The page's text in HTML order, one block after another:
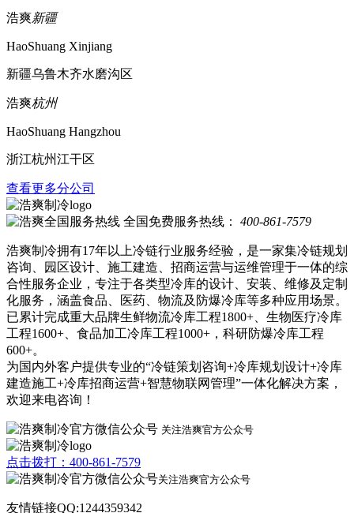
浩爽新疆
HaoShuang Xinjiang
新疆乌鲁木齐水磨沟区
浩爽杭州
HaoShuang Hangzhou
浙江杭州江干区
查看更多分公司
全国免费服务热线： 400-861-7579
浩爽制冷拥有17年以上冷链行业服务经验，是一家集冷链规划
咨询、园区设计、施工建造、招商运营与运维管理于一体的综
合性服务企业，专注于各类型冷库的设计、安装、维修及定制
化服务，涵盖食品、医药、物流及防爆冷库等多种应用场景。
已累计完成重大品牌生鲜物流冷库工程1800+、生物医疗冷库
工程1600+、食品加工冷库工程1000+，科研防爆冷库工程
600+。
为国内外客户提供专业的“冷链策划咨询+冷库规划设计+冷库
建造施工+冷库招商运营+智慧物联网管理”一体化解决方案，
欢迎来电咨询！
关注浩爽官方公众号
点击拨打：400-861-7579
关注浩爽官方公众号
友情链接QQ:1244359342